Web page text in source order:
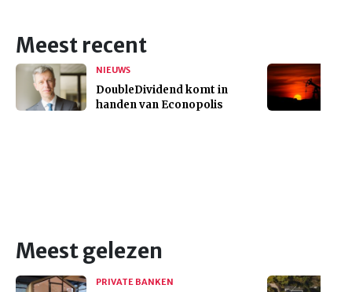
Meest recent
NIEUWS
DoubleDividend komt in
handen van Econopolis
Meest gelezen
PRIVATE BANKEN